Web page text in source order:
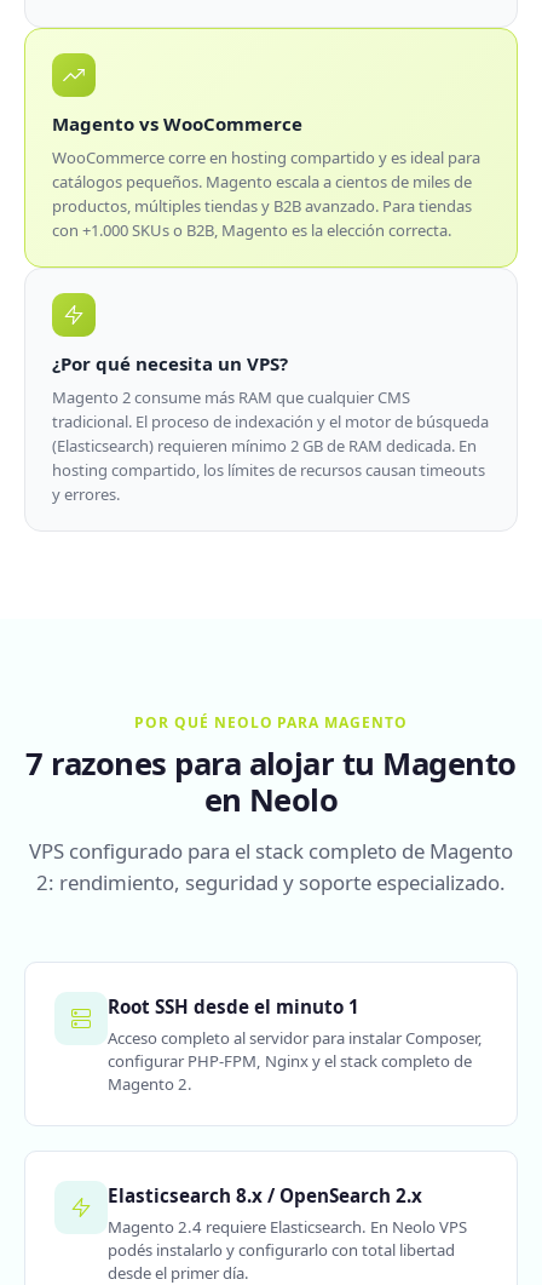
Magento vs WooCommerce
WooCommerce corre en hosting compartido y es ideal para
catálogos pequeños. Magento escala a cientos de miles de
productos, múltiples tiendas y B2B avanzado. Para tiendas
con +1.000 SKUs o B2B, Magento es la elección correcta.
¿Por qué necesita un VPS?
Magento 2 consume más RAM que cualquier CMS
tradicional. El proceso de indexación y el motor de búsqueda
(Elasticsearch) requieren mínimo 2 GB de RAM dedicada. En
hosting compartido, los límites de recursos causan timeouts
y errores.
POR QUÉ NEOLO PARA MAGENTO
7 razones para alojar tu Magento
en Neolo
VPS configurado para el stack completo de Magento
2: rendimiento, seguridad y soporte especializado.
Root SSH desde el minuto 1
Acceso completo al servidor para instalar Composer,
configurar PHP-FPM, Nginx y el stack completo de
Magento 2.
Elasticsearch 8.x / OpenSearch 2.x
Magento 2.4 requiere Elasticsearch. En Neolo VPS
podés instalarlo y configurarlo con total libertad
desde el primer día.